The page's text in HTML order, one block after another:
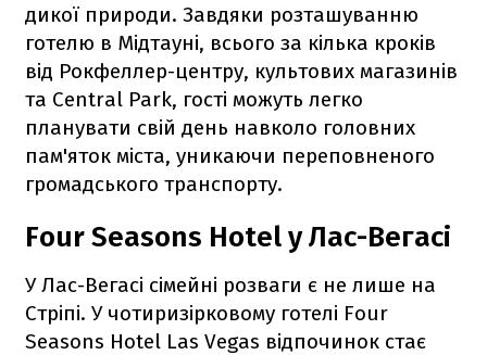
дикої природи. Завдяки розташуванню
готелю в Мідтауні, всього за кілька кроків
від Рокфеллер-центру, культових магазинів
та Central Park, гості можуть легко
планувати свій день навколо головних
пам'яток міста, уникаючи переповненого
громадського транспорту.
Four Seasons Hotel у Лас-Вегасі
У Лас-Вегасі сімейні розваги є не лише на
Стріпі. У чотиризірковому готелі Four
Seasons Hotel Las Vegas відпочинок стає